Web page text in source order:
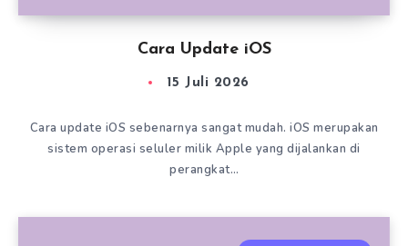
Cara Update iOS
15 Juli 2026
Cara update iOS sebenarnya sangat mudah. iOS merupakan
sistem operasi seluler milik Apple yang dijalankan di
perangkat…